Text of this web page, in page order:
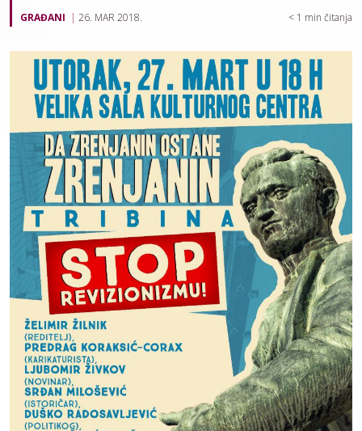
GRAĐANI 26. MAR 2018. < 1 min čitanja